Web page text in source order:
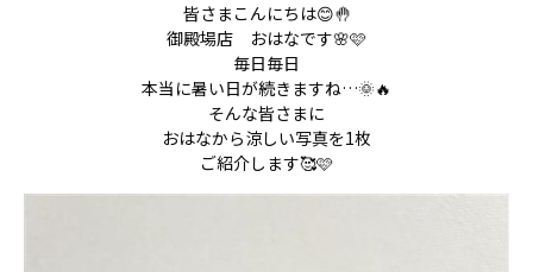
皆さまこんにちは😊🤚
御殿場店 おはなです🌸🩷
毎日毎日
本当に暑い日が続きますね…🌞🔥
そんな皆さまに
おはなから涼しい写真を1枚
ご紹介します🥰🩷